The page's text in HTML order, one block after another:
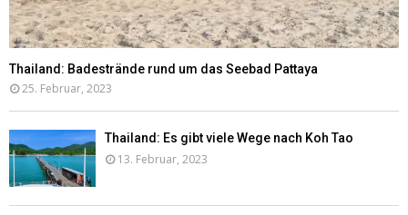
Thailand: Badestrände rund um das Seebad Pattaya
25. Februar, 2023
Thailand: Es gibt viele Wege nach Koh Tao
13. Februar, 2023